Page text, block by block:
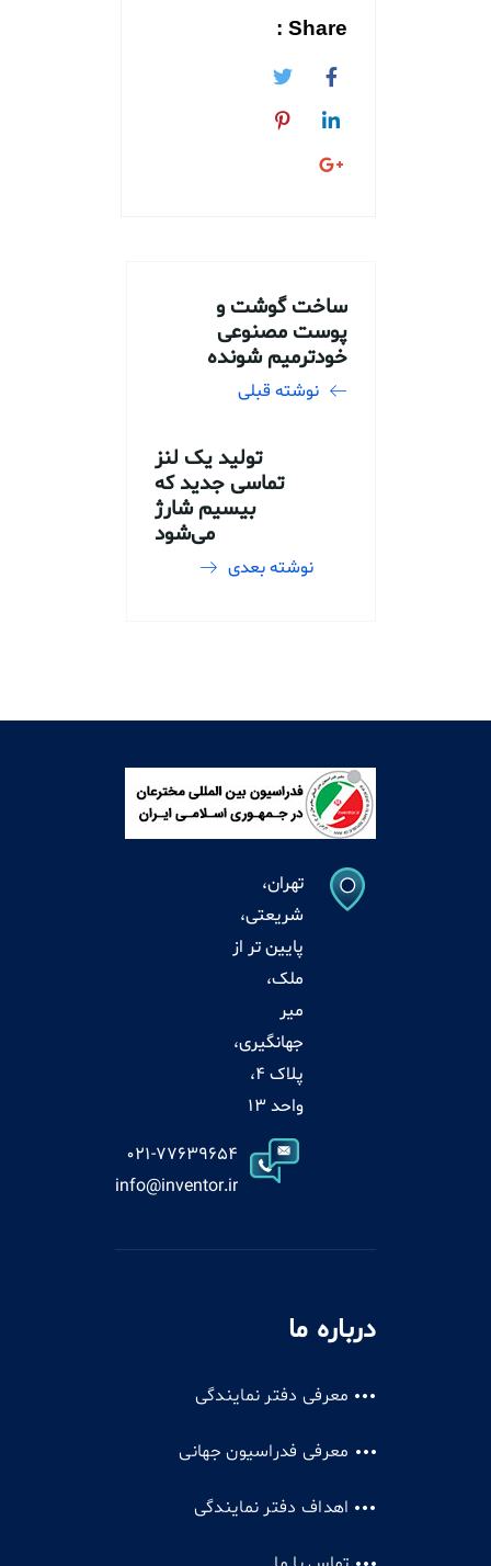
Share :
ساخت گوشت و
پوست مصنوعی
خودترمیم شونده
نوشته قبلی
تولید یک لنز
تماسی جدید که
بیسیم شارژ
می‌شود
نوشته بعدی
تهران،
شریعتی،
پایین تر از
ملک،
میر
جهانگیری،
پلاک 4،
واحد 13
021-77639654
info@inventor.ir
درباره ما
معرفی دفتر نمایندگی
معرفی فدراسیون جهانی
اهداف دفتر نمایندگی